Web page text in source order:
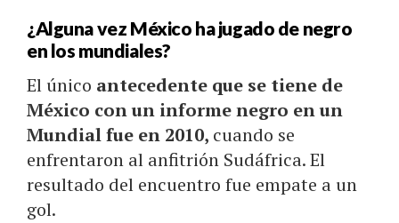
¿Alguna vez México ha jugado de negro
en los mundiales?
El único antecedente que se tiene de
México con un informe negro en un
Mundial fue en 2010, cuando se
enfrentaron al anfitrión Sudáfrica. El
resultado del encuentro fue empate a un
gol.